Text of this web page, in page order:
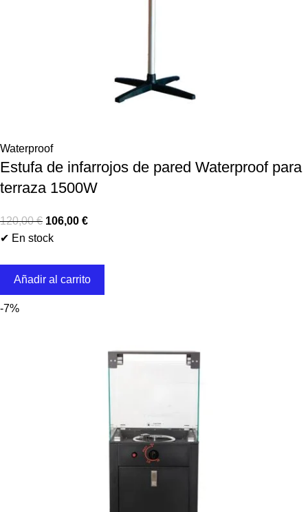
Waterproof
Estufa de infarrojos de pared Waterproof para
terraza 1500W
120,00€ 106,00 €
✔ En stock
Añadir al carrito
-7%